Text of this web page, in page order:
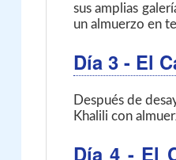
sus amplias
un almuerzo en
Día 3 - El
Después de
Khalili con
Día 4 - El